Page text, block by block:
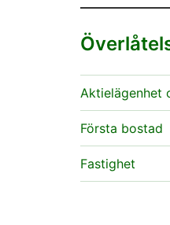
Aktielägenhet
Första bostad
Fastighet